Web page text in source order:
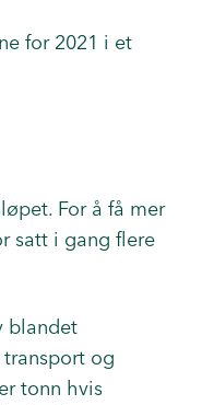
for 2021 i et
For å få mer
satt i gang flere
blandet
og
tonn hvis